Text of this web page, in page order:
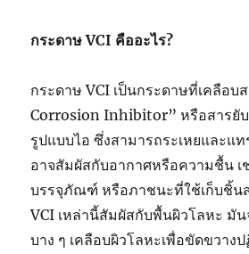
กระดาษ VCI คืออะไร?
กระดาษ VCI เป็นกระดาษที่เคลือบ
Corrosion Inhibitor” หรือสารยับ
รูปแบบไอ ซึ่งสามารถระเหยและแ
อาจสัมผัสกับอากาศหรือความชื้น เ
บรรจุภัณฑ์ หรือภาชนะที่ใช้เก็บชิ้น
VCI เหล่านี้สัมผัสกับพื้นผิวโลหะ มัน
บาง ๆ เคลือบผิวโลหะเพื่อขัดขวาง